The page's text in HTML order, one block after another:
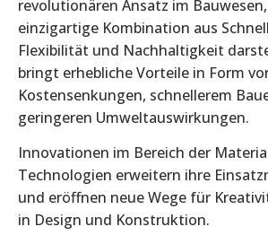
revolutionären Ansatz im
einzigartige Kombination aus
Flexibilität und Nachhaltigkeit
bringt erhebliche Vorteile in Form
Kostensenkungen, schnellerem
geringeren Umweltauswirkungen.
Innovationen im Bereich der
Technologien erweitern ihre
und eröffnen neue Wege für
in Design und Konstruktion.